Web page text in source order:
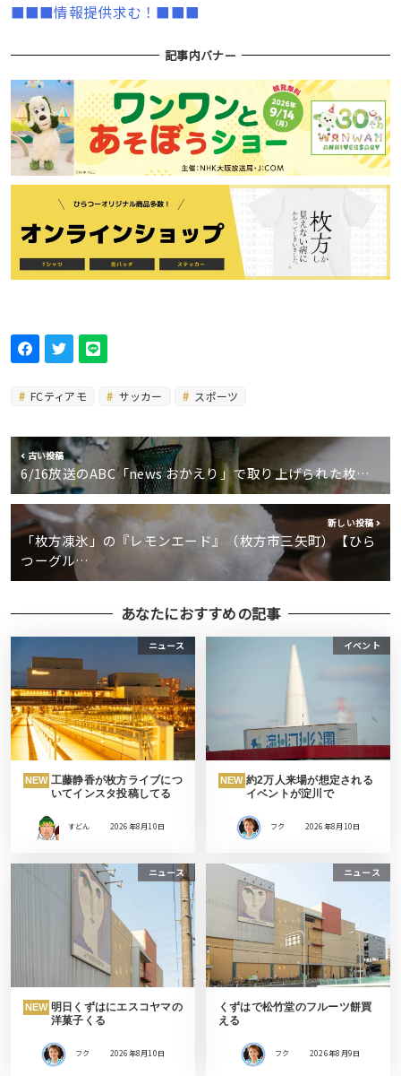
■■■情報提供求む！■■■
記事内バナー
FCティアモ サッカー スポーツ
古い投稿
6/16放送のABC「news おかえり」で取り上げられた枚…
新しい投稿
「枚方凍氷」の『レモンエード』（枚方市三矢町）【ひら
つーグル…
あなたにおすすめの記事
ニュース
NEW 工藤静香が枚方ライブにつ
いてインスタ投稿してる
すどん 2026年8月10日
イベント
NEW 約2万人来場が想定される
イベントが淀川で
フク 2026年8月10日
ニュース
NEW 明日くずはにエスコヤマの
洋菓子くる
フク 2026年8月10日
ニュース
くずはで松竹堂のフルーツ餅買
える
フク 2026年8月9日